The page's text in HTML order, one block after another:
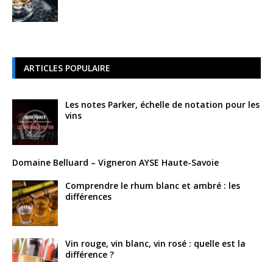
ARTICLES POPULAIRE
Les notes Parker, échelle de notation pour les
vins
Domaine Belluard – Vigneron AYSE Haute-Savoie
Comprendre le rhum blanc et ambré : les
différences
Vin rouge, vin blanc, vin rosé : quelle est la
différence ?